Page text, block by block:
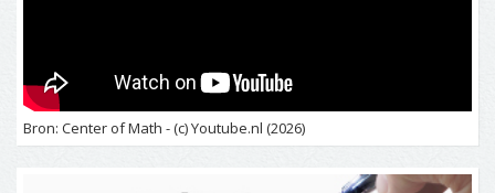
Bron: Center of Math - (c) Youtube.nl (2026)